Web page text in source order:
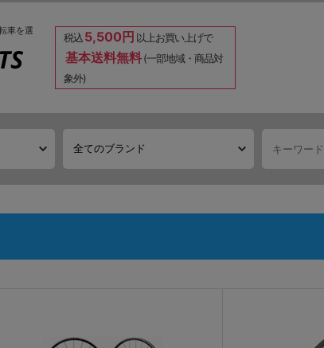
車を選
税込5,500円 以上お買い上げで
基本送料無料(一部地域・商品対
象外)